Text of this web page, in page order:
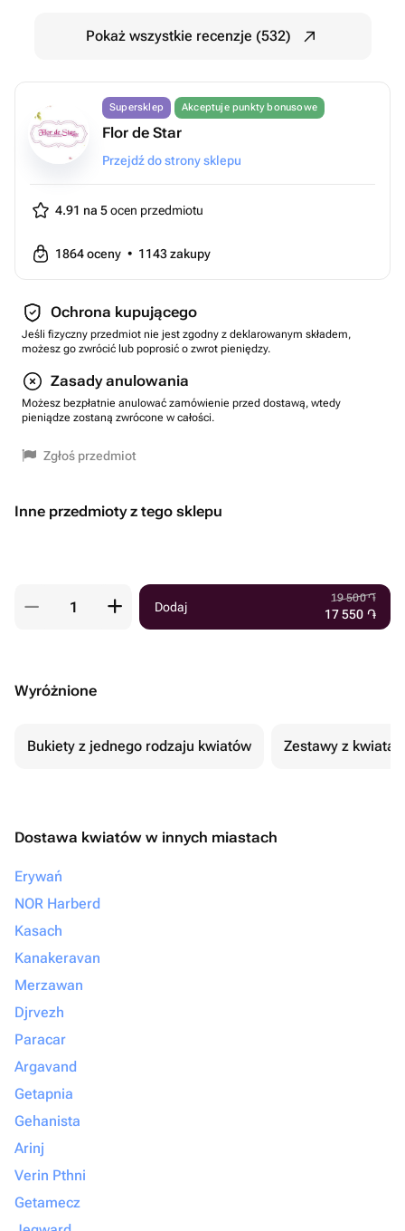
Pokaż wszystkie recenzje (532)
Supersklep Akceptuje punkty bonusowe
Flor de Star
Przejdź do strony sklepu
4.91 na 5ocen przedmiotu
1864oceny • 1143zakupy
Ochrona kupującego
Jeśli fizyczny przedmiot nie jest zgodny z deklarowanym składem,
możesz go zwrócić lub poprosić o zwrot pieniędzy.
Zasady anulowania
Możesz bezpłatnie anulować zamówienie przed dostawą, wtedy
pieniądze zostaną zwrócone w całości.
Zgłoś przedmiot
Inne przedmioty z tego sklepu
Dodaj
19 500֏
17 550 ֏
Wyróżnione
Bukiety z jednego rodzaju kwiatów Zestawy z
Dostawa kwiatów w innych miastach
Erywań
NOR Harberd
Kasach
Kanakeravan
Merzawan
Djrvezh
Paracar
Argavand
Getapnia
Gehanista
Arinj
Verin Pthni
Getamecz